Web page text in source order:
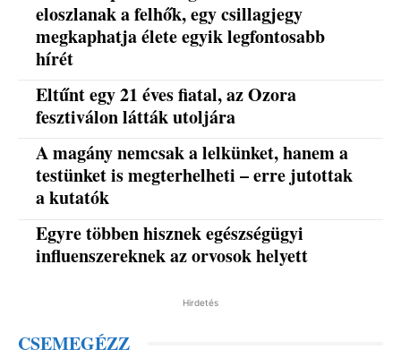
eloszlanak a felhők, egy csillagjegy
megkaphatja élete egyik legfontosabb
hírét
Eltűnt egy 21 éves fiatal, az Ozora
fesztiválon látták utoljára
A magány nemcsak a lelkünket, hanem a
testünket is megterhelheti – erre jutottak
a kutatók
Egyre többen hisznek egészségügyi
influenszereknek az orvosok helyett
Hirdetés
CSEMEGÉZZ